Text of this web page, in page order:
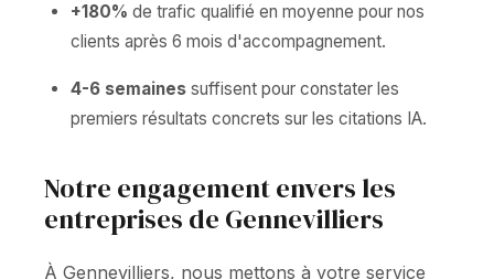
+180% de trafic qualifié en moyenne pour nos
clients après 6 mois d'accompagnement.
4-6 semaines suffisent pour constater les
premiers résultats concrets sur les citations IA.
Notre engagement envers les
entreprises de Gennevilliers
À Gennevilliers, nous mettons à votre service